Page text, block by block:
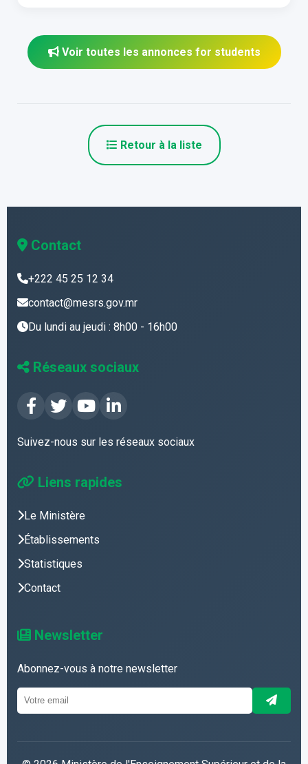
Voir toutes les annonces for students
Retour à la liste
Contact
+222 45 25 12 34
contact@mesrs.gov.mr
Du lundi au jeudi : 8h00 - 16h00
Réseaux sociaux
Suivez-nous sur les réseaux sociaux
Liens rapides
Le Ministère
Établissements
Statistiques
Contact
Newsletter
Abonnez-vous à notre newsletter